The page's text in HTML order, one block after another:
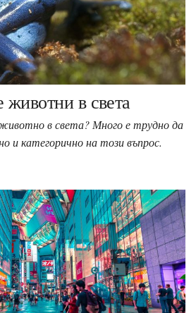
в света
в света? Много е трудно да
и категорично на този въпрос.